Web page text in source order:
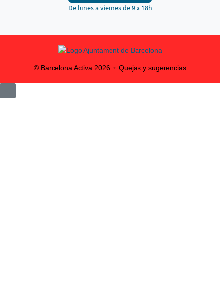
De lunes a viernes de 9 a 18h
© Barcelona Activa 2026 Quejas y sugerencias